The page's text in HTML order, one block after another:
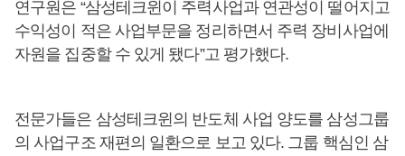
연구원은 “삼성테크윈이 주력사업과 연관성이 떨어지고
수익성이 적은 사업부문을 정리하면서 주력 장비사업에
자원을 집중할 수 있게 됐다”고 평가했다.
전문가들은 삼성테크윈의 반도체 사업 양도를 삼성그룹
의 사업구조 재편의 일환으로 보고 있다. 그룹 핵심인 삼